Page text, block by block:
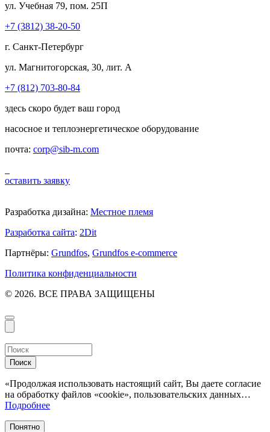
ул. Учебная 79, пом. 25П
+7 (3812) 38-20-50
г. Санкт-Петербург
ул. Магнитогорская, 30, лит. А
+7 (812) 703-80-84
здесь скоро будет ваш город
насосное и теплоэнергетическое оборудование
почта: corp@sib-m.com
оставить заявку
Разработка дизайна: Местное племя
Разработка сайта: 2Dit
Партнёры: Grundfos, Grundfos e-commerce
Политика конфиденциальности
© 2026. ВСЕ ПРАВА ЗАЩИЩЕНЫ
Поиск
«Продолжая использовать настоящий сайт, Вы даете согласие
на обработку файлов «cookie», пользовательских данных…
Подробнее
Понятно